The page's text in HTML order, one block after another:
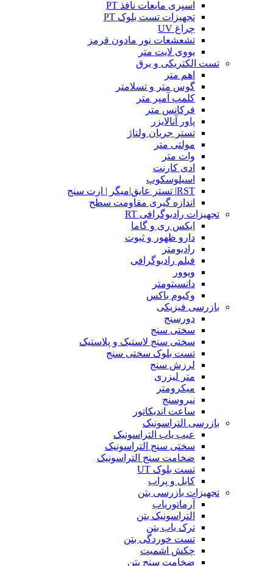
اسپری مایعات نافذ PT
تجهیزات تست بلوک PT
چراغ UV
تشعشعات نور مادون قرمز
یووی لایت متر
تست الکتریکی و برق
اهم متر
گوس متر و تسلامتر
کلمپ آمپر متر
فرکانس متر
پاور آنالایزر
تستر جریان ولتاژ
مولتی متر
وات متر
ادی کارنت
اسیلوسکوپ
RST| تستر عایق|میگر | ارت سنج
اندازه گیری مقاومت سطح
تجهیزات رادیوگرافی RT
ایکس ری و گاما
دارو ظهور و ثبوت
رادیومتر
فیلم رادیوگرافی
ویوور
دانسیتومتر
وکیوم باکس
بازرسی فیزیکی
دورسنج
سختی سنج
سختی سنج لاستیک و پلاستیک
تست بلوک سختی سنج
لرزش سنج
متر لیزری
میکرومتر
نیروسنج
ساعت اندیکاتور
بازرسی التراسونیک
عیب یاب التراسونیک
سختی سنج التراسونیک
ضخامت سنج التراسونیک
تست بلوک UT
کابل و پراب
تجهیزات بازرسی بتن
آرماتوریاب
التراسونیک بتن
ترک یاب بتن
تست خوردگی بتن
چکش اشمیت
ضخامت سنج بتن